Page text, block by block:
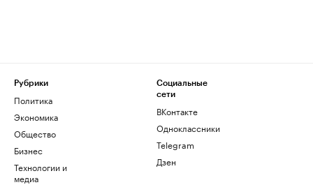
Рубрики
Политика
Экономика
Общество
Бизнес
Технологии и
медиа
Социальные
сети
ВКонтакте
Одноклассники
Telegram
Дзен